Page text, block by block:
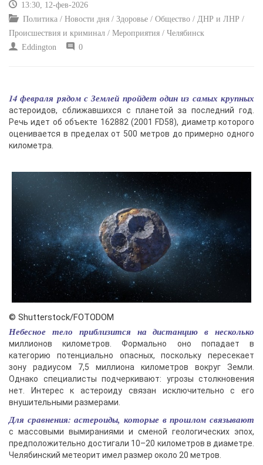
13:30, 12-фев-2026
Политика / Новости дня / Здоровье / Общество / ДНР и ЛНР /
Происшествия и криминал / Мероприятия / Челябинск
Eddington
0
14 февраля рядом с Землей пройдет один из самых крупных
астероидов, сближавшихся с планетой за последний год.
Речь идет об объекте 162882 (2001 FD58), диаметр которого
оценивается в пределах от 500 метров до примерно одного
километра.
© Shutterstock/FOTODOM
Небесное тело приблизится на дистанцию в несколько
миллионов километров. Формально оно попадает в
категорию потенциально опасных, поскольку пересекает
зону радиусом 7,5 миллиона километров вокруг Земли.
Однако специалисты подчеркивают: угрозы столкновения
нет. Интерес к астероиду связан исключительно с его
внушительными размерами.
Для сравнения: астероиды, которые в прошлом связывают
с массовыми вымираниями и сменой геологических эпох,
предположительно достигали 10–20 километров в диаметре.
Челябинский метеорит имел размер около 20 метров.